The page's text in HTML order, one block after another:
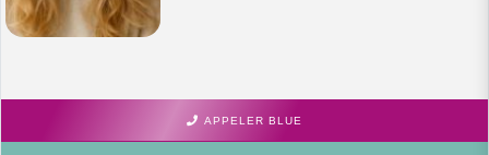
APPELER BLUE